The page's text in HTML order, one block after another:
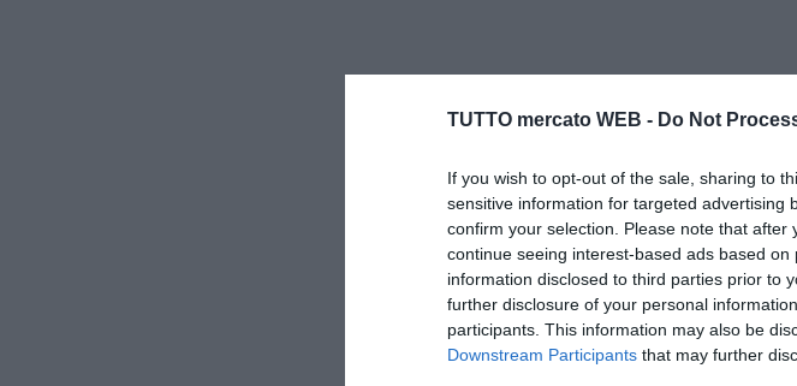
TUTTO mercato WEB - Do Not
If you wish to opt-out of the sale, sharing to
sensitive information for targeted advertising
confirm your selection. Please note that
continue seeing interest-based ads based
information disclosed to third parties prior to
further disclosure of your personal
participants. This information may also be
Downstream Participants that may further